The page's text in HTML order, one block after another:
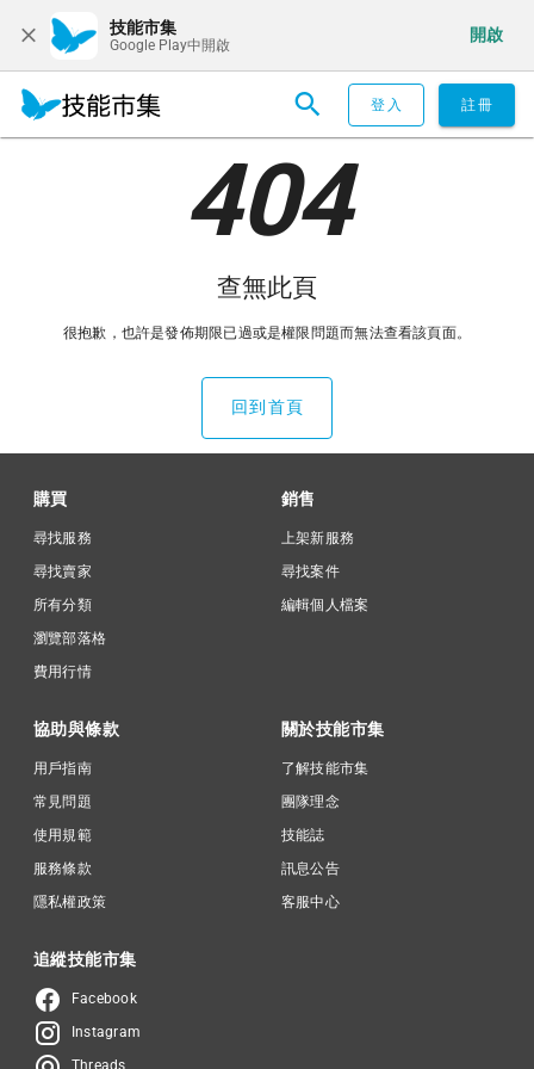
技能市集
Google Play中開啟
開啟
登入 註冊
404
查無此頁
很抱歉，也許是發佈期限已過或是權限問題而無法查看該頁面。
回到首頁
購買
尋找服務
尋找賣家
所有分類
瀏覽部落格
費用行情
銷售
上架新服務
尋找案件
編輯個人檔案
協助與條款
用戶指南
常見問題
使用規範
服務條款
隱私權政策
關於技能市集
了解技能市集
團隊理念
技能誌
訊息公告
客服中心
追縱技能市集
Facebook
Instagram
Threads